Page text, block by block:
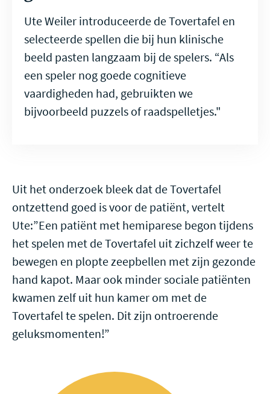
Ute Weiler introduceerde de Tovertafel en
selecteerde spellen die bij hun klinische
beeld pasten langzaam bij de spelers. “Als
een speler nog goede cognitieve
vaardigheden had, gebruikten we
bijvoorbeeld puzzels of raadspelletjes."
Uit het onderzoek bleek dat de Tovertafel
ontzettend goed is voor de patiënt, vertelt
Ute:”Een patiënt met hemiparese begon tijdens
het spelen met de Tovertafel uit zichzelf weer te
bewegen en plopte zeepbellen met zijn gezonde
hand kapot. Maar ook minder sociale patiënten
kwamen zelf uit hun kamer om met de
Tovertafel te spelen. Dit zijn ontroerende
geluksmomenten!”